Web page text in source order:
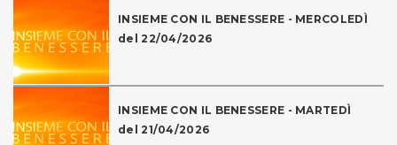
INSIEME CON IL BENESSERE - MERCOLEDÌ
del 22/04/2026
INSIEME CON IL BENESSERE - MARTEDÌ
del 21/04/2026